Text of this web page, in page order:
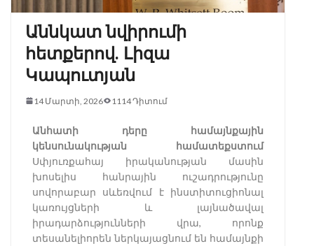
Աննկատ նվիրումի
հետքերով. Լիզա
Կապուտյան
14 Մարտի, 2026 1114 Դիտում
Անհատի դերը համայնքային
կենսունակության համատեքստում
Սփյուռքահայ իրականության մասին
խոսելիս հանրային ուշադրությունը
սովորաբար սևեռվում է ինստիտուցիոնալ
կառույցների և լայնածավալ
իրադարձությունների վրա, որոնք
տեսանելիորեն ներկայացնում են համայնքի